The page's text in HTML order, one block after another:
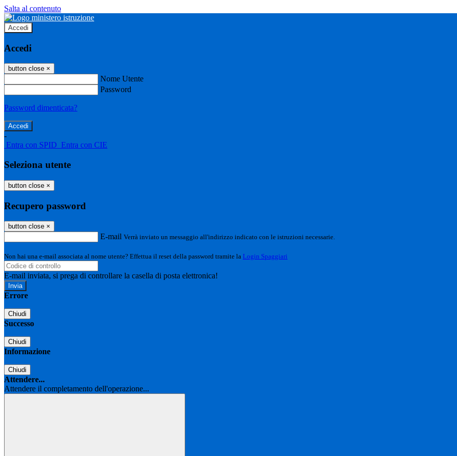
Salta al contenuto
Accedi
Accedi
button close ×
Nome Utente
Password
Password dimenticata?
-
Entra con SPID Entra con CIE
Seleziona utente
button close ×
Recupero password
button close ×
E-mail Verrà inviato un messaggio all'indirizzo indicato con le istruzioni necessarie.
Non hai una e-mail associata al nome utente? Effettua il reset della password tramite la Login Spaggiari
E-mail inviata, si prega di controllare la casella di posta elettronica!
Errore
Chiudi
Successo
Chiudi
Informazione
Chiudi
Attendere...
Attendere il completamento dell'operazione...